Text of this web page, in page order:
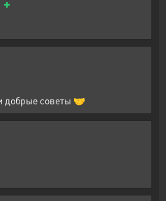
+
добрые советы 🤝